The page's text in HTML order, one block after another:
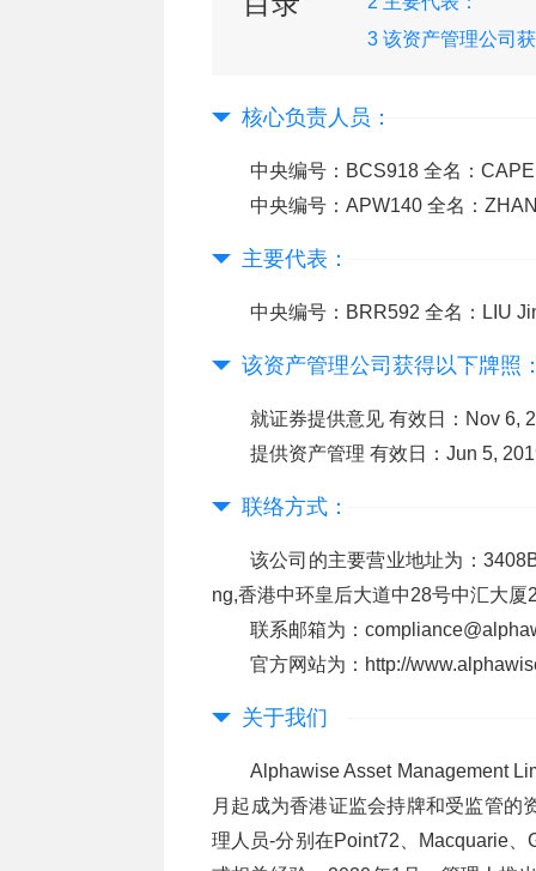
3 该资产管理公司
核心负责人员：
中央编号：BCS918 全名：
中央编号：APW140 全名：
主要代表：
中央编号：BRR592 全名：LIU
该资产管理公司获得以下牌照
就证券提供意见 有效日：Nov 6,
提供资产管理 有效日：Jun 5,
联络方式：
该公司的主要营业地址为：
ng,香港中环皇后大道中28号中汇大厦
联系邮箱为：
官方网站为：http://
关于我们
Alphawise Asset Management
月起成为香港证监会持牌和受监管的
理人员-分别在Point72、Macquarie